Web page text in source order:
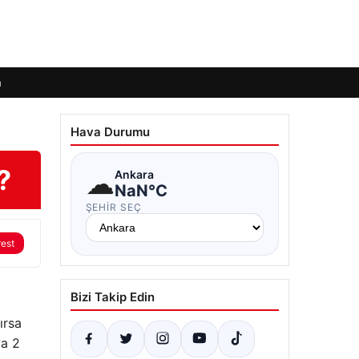
2
Hava Durumu
☁Ankara
NaN°C
ŞEHIR SEÇ
Bizi Takip Edin